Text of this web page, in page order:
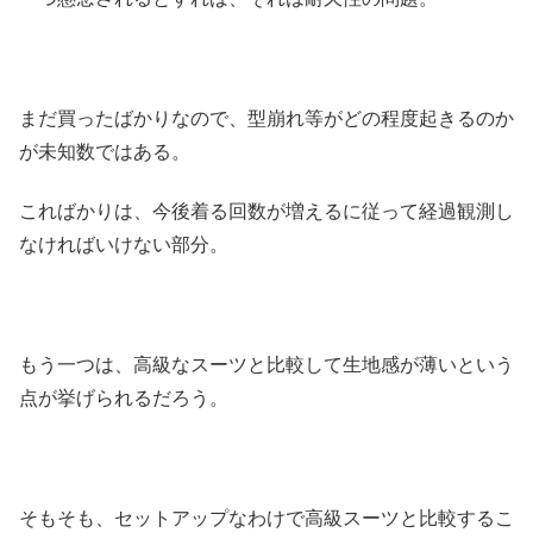
まだ買ったばかりなので、型崩れ等がどの程度起きるのか
が未知数ではある。
こればかりは、今後着る回数が増えるに従って経過観測し
なければいけない部分。
もう一つは、高級なスーツと比較して生地感が薄いという
点が挙げられるだろう。
そもそも、セットアップなわけで高級スーツと比較するこ